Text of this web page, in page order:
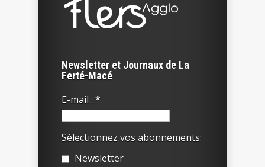
Newsletter et Journaux de La
Ferté-Macé
E-mail : *
Sélectionnez vos abonnements:
Newsletter